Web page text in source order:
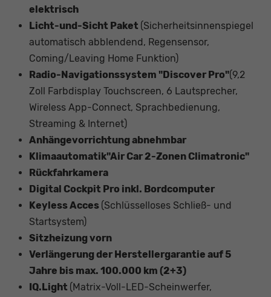
elektrisch
Licht-und-Sicht Paket (Sicherheitsinnenspiegel
automatisch abblendend, Regensensor,
Coming/Leaving Home Funktion)
Radio-Navigationssystem "Discover Pro"(9,2
Zoll Farbdisplay Touchscreen, 6 Lautsprecher,
Wireless App-Connect, Sprachbedienung,
Streaming & Internet)
Anhängevorrichtung abnehmbar
Klimaautomatik"Air Car 2-Zonen Climatronic"
Rückfahrkamera
Digital Cockpit Pro inkl. Bordcomputer
Keyless Acces (Schlüsselloses Schließ- und
Startsystem)
Sitzheizung vorn
Verlängerung der Herstellergarantie auf 5
Jahre bis max. 100.000 km (2+3)
IQ.Light (Matrix-Voll-LED-Scheinwerfer,